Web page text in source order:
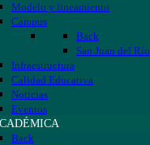
Modelo y lineamiento
Campus
Back
San Juan del Río
Infraestructura
Calidad Educativa
Noticias
Eventos
Back